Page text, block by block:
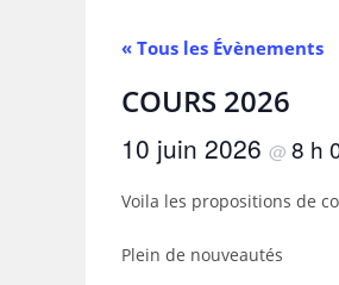
« Tous les Évènements
COURS 2026
10 juin 2026 @ 8 h
Voila les propositions de
Plein de nouveautés